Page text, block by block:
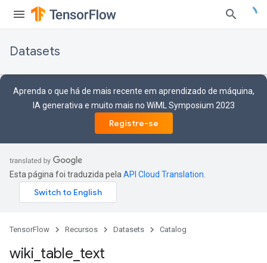
Datasets
Aprenda o que há de mais recente em aprendizado de máquina,
IA generativa e muito mais no WiML Symposium 2023
Registre-se
Esta página foi traduzida pela API Cloud Translation
TensorFlow Recursos Datasets Catalog
wiki table text